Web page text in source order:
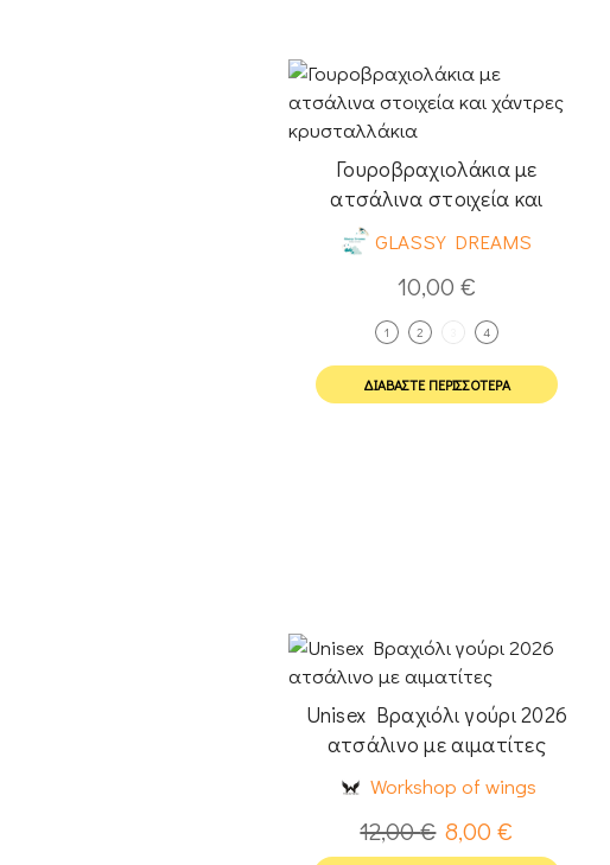
Γουροβραχιολάκια με
ατσάλινα στοιχεία και
χάντρες κρυσταλλάκια
GLASSY DREAMS
10,00 €
1 2 4
ΔΙΑΒΆΣΤΕ ΠΕΡΙΣΣΌΤΕΡΑ
Unisex Bραχιόλι γούρι 2026
ατσάλινο με αιματίτες
Workshop of wings
12,00€ 8,00€